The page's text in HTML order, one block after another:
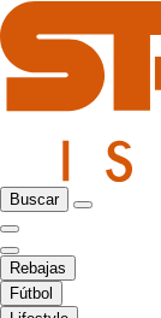
Buscar
Rebajas
Fútbol